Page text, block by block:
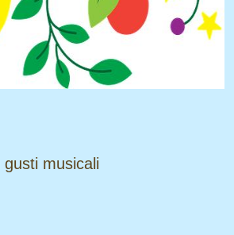
musicali